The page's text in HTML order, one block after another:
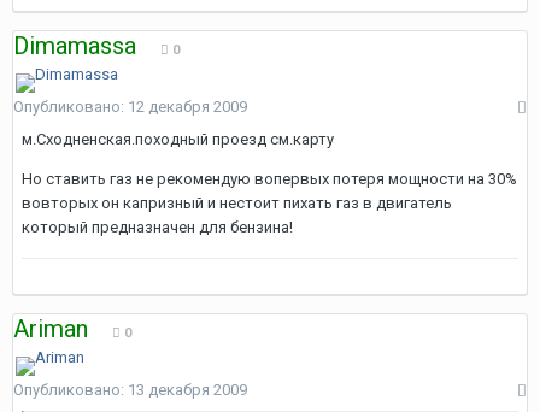
Dimamassa 0
Опубликовано: 12 декабря 2009
м.Сходненская.походный проезд см.карту
Но ставить газ не рекомендую вопервых потеря мощности на 30%
вовторых он капризный и нестоит пихать газ в двигатель
который предназначен для бензина!
Ariman 0
Опубликовано: 13 декабря 2009